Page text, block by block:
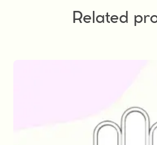
Related